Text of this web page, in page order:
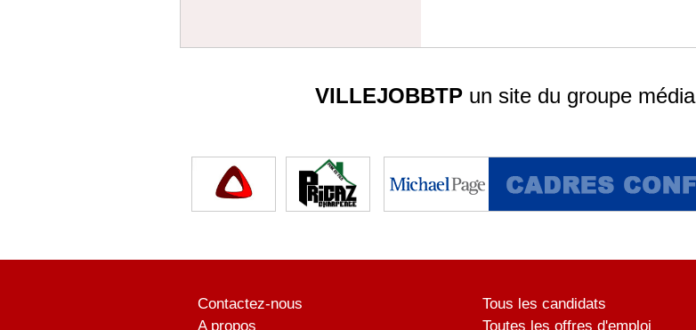
VILLEJOBBTPun site du groupe média
Contactez-nous
A propos
Tous les candidats
Toutes les offres d'emploi